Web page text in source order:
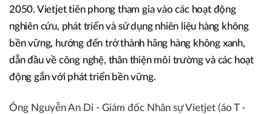
2050. Vietjet tiên phong tham gia vào các hoạt động
nghiên cứu, phát triển và sử dụng nhiên liệu hàng không
bền vững, hướng đến trở thành hãng hàng không xanh,
dẫn đầu về công nghệ, thân thiện môi trường và các hoạt
động gắn với phát triển bền vững.
Ông Nguyễn An Di - Giám đốc Nhân sự Vietjet (áo T -